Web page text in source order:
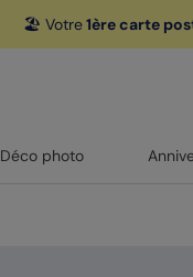
🏖️ Votre1ère carte
Déco photo